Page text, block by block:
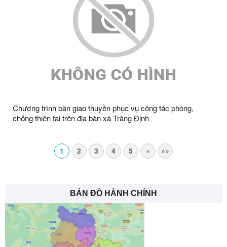
Chương trình bàn giao thuyền phục vụ công tác phòng,
chống thiên tai trên địa bàn xã Tràng Định
1 2 3 4 5 » »»
BẢN ĐỒ HÀNH CHÍNH